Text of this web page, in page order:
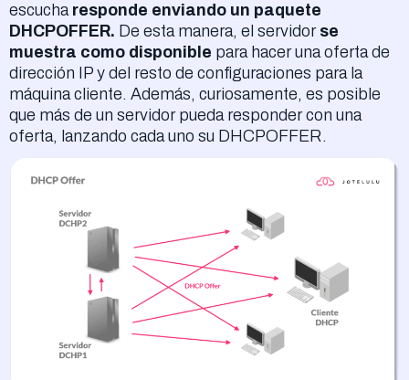
escucha responde enviando un paquete
DHCPOFFER. De esta manera, el servidor se
muestra como disponible para hacer una oferta de
dirección IP y del resto de configuraciones para la
máquina cliente. Además, curiosamente, es posible
que más de un servidor pueda responder con una
oferta, lanzando cada uno su DHCPOFFER.